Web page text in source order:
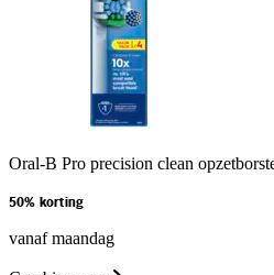
Oral-B Pro precision clean
50% korting
vanaf maandag